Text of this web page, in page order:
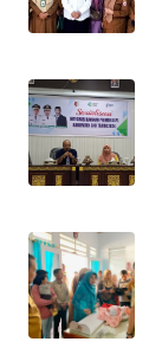
WN
BOGOR
WN
DEPOK
WN
UTARA
WN
SAMOSIR